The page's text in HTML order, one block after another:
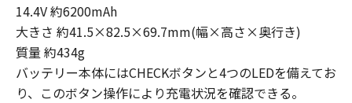
14.4V 約6200mAh
大きさ 約41.5×82.5×69.7mm(幅×高さ×奥行き)
質量 約434g
バッテリー本体にはCHECKボタンと4つのLEDを備えてお
り、このボタン操作により充電状況を確認できる。